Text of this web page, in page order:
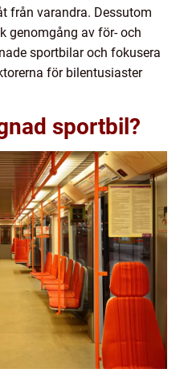
från varandra. Dessutom
genomgång av för- och
sportbilar och fokusera
för bilentusiaster
sportbil?